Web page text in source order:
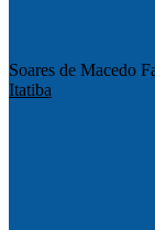
Soares de Macedo
Itatiba